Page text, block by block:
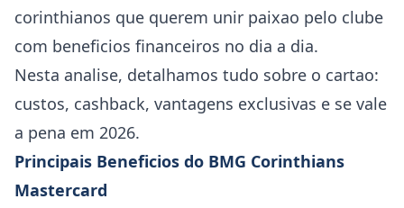
corinthianos que querem unir paixao pelo clube
com beneficios financeiros no dia a dia.
Nesta analise, detalhamos tudo sobre o cartao:
custos, cashback, vantagens exclusivas e se vale
a pena em 2026.
Principais Beneficios do BMG Corinthians
Mastercard